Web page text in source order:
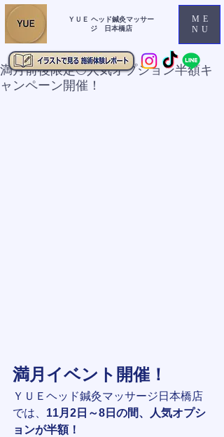
ＹＵＥ ヘッド鍼灸マッサー
ジ 日本橋店
ME
NU
満月前後限定🌕人気オプション半額キ
ャンペーン開催！
満月イベント開催！
ＹＵＥヘッド鍼灸マッサージ日本橋店
では、 11月2日～8日の間、人気オプシ
ョンが半額！